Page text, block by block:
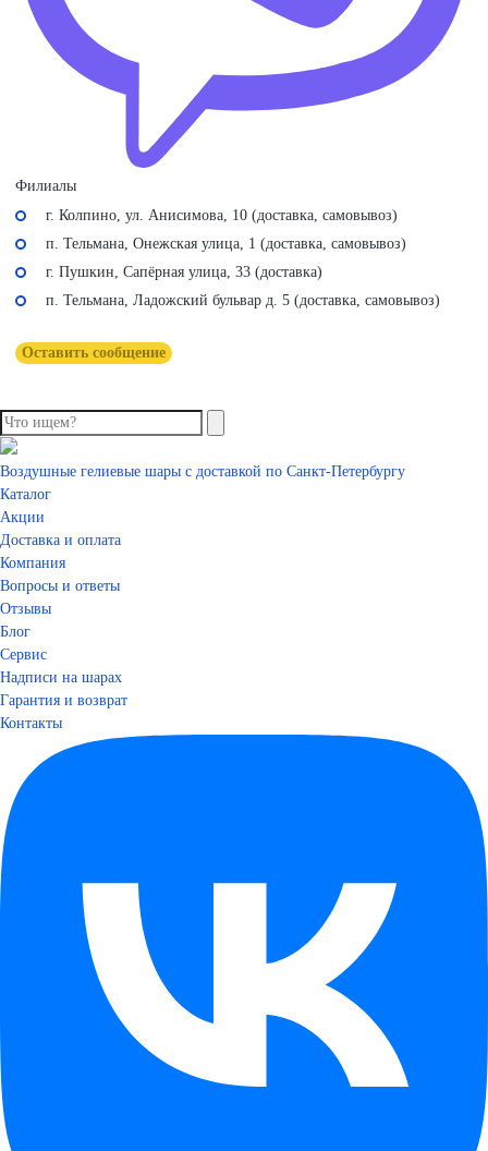
Филиалы
г. Колпино, ул. Анисимова, 10 (доставка, самовывоз)
п. Тельмана, Онежская улица, 1 (доставка, самовывоз)
г. Пушкин, Сапёрная улица, 33 (доставка)
п. Тельмана, Ладожский бульвар д. 5 (доставка, самовывоз)
Оставить сообщение
Воздушные гелиевые шары с доставкой по Санкт-Петербургу
Каталог
Акции
Доставка и оплата
Компания
Вопросы и ответы
Отзывы
Блог
Сервис
Надписи на шарах
Гарантия и возврат
Контакты